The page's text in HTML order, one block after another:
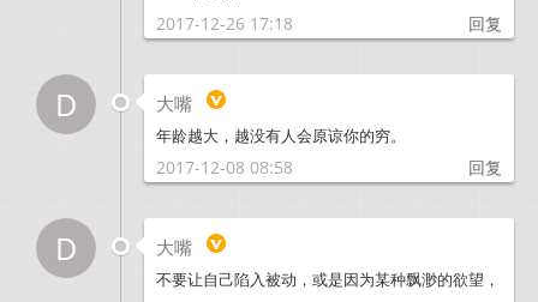
2017-12-26 17:18 回复
D 大嘴
年龄越大，越没有人会原谅你的穷。
2017-12-08 08:58 回复
D 大嘴
不要让自己陷入被动，或是因为某种飘渺的欲望，